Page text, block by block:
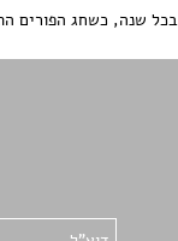
בכל שנה, כשחג הפורים